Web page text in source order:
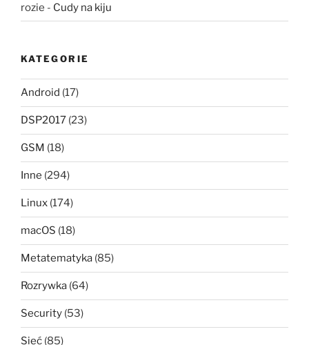
rozie - Cudy na kiju
KATEGORIE
Android (17)
DSP2017 (23)
GSM (18)
Inne (294)
Linux (174)
macOS (18)
Metatematyka (85)
Rozrywka (64)
Security (53)
Sieć (85)